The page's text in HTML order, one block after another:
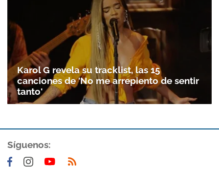
Gracias por suscribirte a nuestro boletín.
Karol G revela su tracklist, las 15
canciones de 'No me arrepiento de sentir
tanto'
Síguenos: